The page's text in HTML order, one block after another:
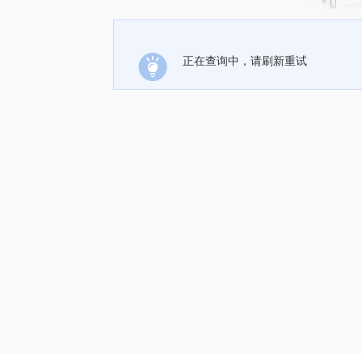
正在查询中，请刷新重试